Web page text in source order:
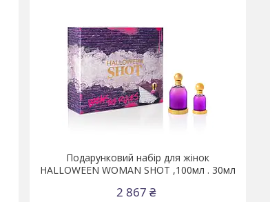
Подарунковий набір для жінок
HALLOWEEN WOMAN SHOT ,100мл . 30мл
2 867 ₴